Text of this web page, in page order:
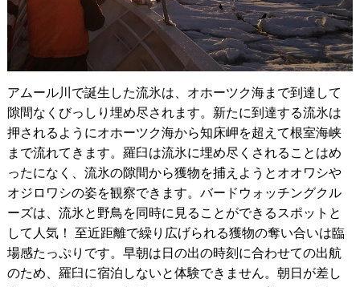
アムール川で誕生した流氷は、オホーツク海まで到達して
隙間なくびっしり埋め尽されます。新たに到達する流氷は
押されるようにオホーツク海から知床岬を超えて根室海峡
まで流れてきます。羅臼は流氷に埋め尽くされることはめ
ったになく、流氷の隙間から獲物を捕えようとオオワシや
オジロワシの姿を観察できます。バードウォッチングクル
ーズは、流氷と野鳥を同時に見ることができるスポットと
して人気！ 至近距離で繰り広げられる獲物の奪い合いは臨
場感たっぷりです。早朝は日の出の時刻に合わせての出航
のため、羅臼に宿泊しないと体験できません。朝日が差し